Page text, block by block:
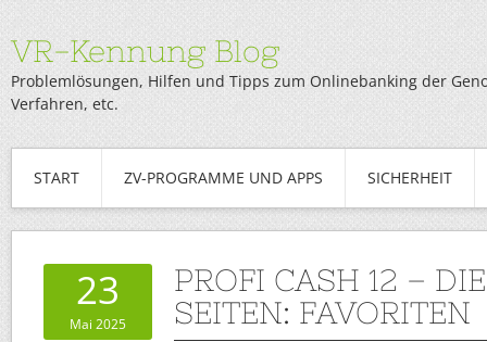
VR-Kennung Blog
Problemlösungen, Hilfen und Tipps zum Onlinebanking der
Verfahren, etc.
START ZV-PROGRAMME UND APPS SICHERHEIT
23
Mai 2025
PROFI CASH 12 –
SEITEN: FAVORITEN